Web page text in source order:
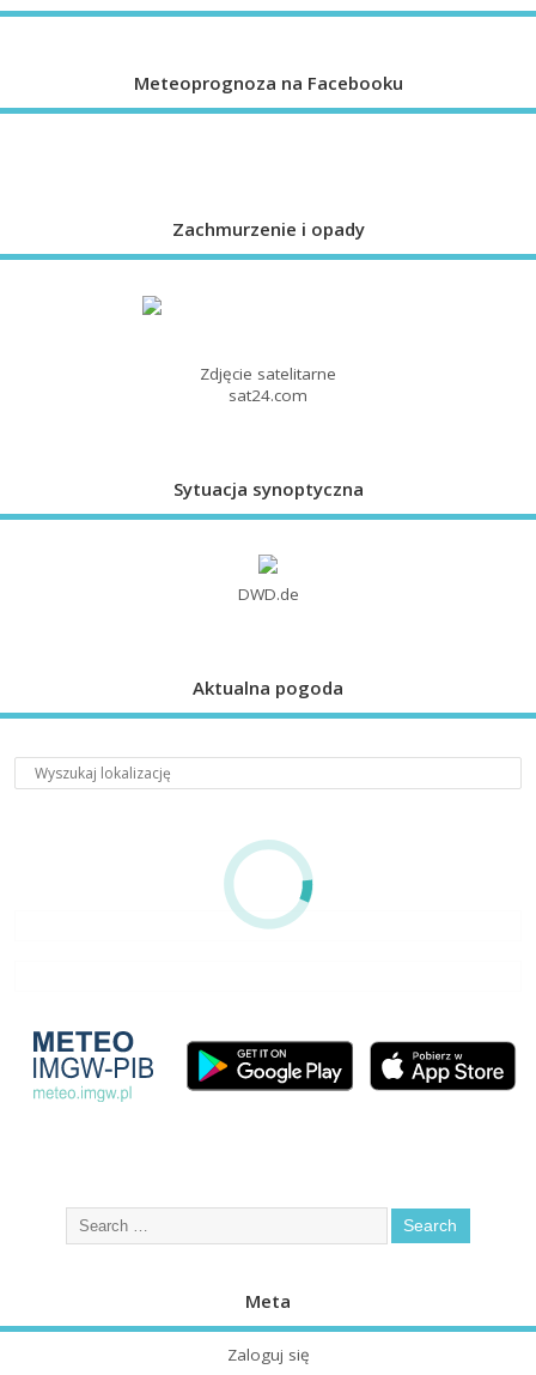
Meteoprognoza na Facebooku
Zachmurzenie i opady
Zdjęcie satelitarne
sat24.com
Sytuacja synoptyczna
DWD.de
Aktualna pogoda
Meta
Zaloguj się